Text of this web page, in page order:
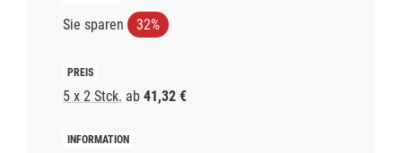
Sie sparen 32%
5 x 2 Stck. ab 41,32 €